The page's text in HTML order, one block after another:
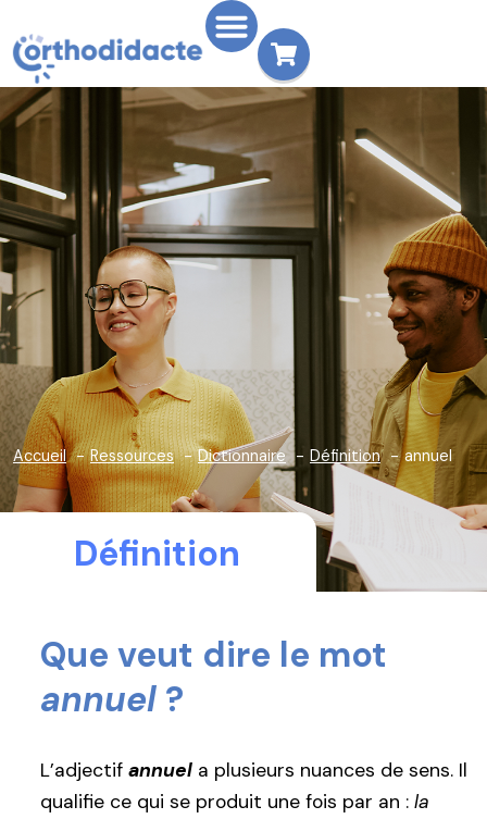
Accueil Ressources Dictionnaire Définition annuel
Définition
Que veut dire le mot
annuel ?
L’adjectif annuel a plusieurs nuances de sens. Il
qualifie ce qui se produit une fois par an : la